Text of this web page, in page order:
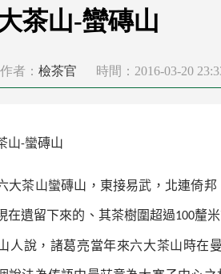
茶山-蠻磚山
作者： 檢茶官 時間：2016-03-20
山-蠻磚山
大茶山蠻磚山，東接易武 ，北連倚邦
在遺留下來的、其茶樹圍超過100釐
人說，諸葛亮當年來六大茶山時在